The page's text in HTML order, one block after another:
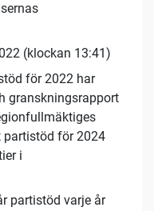
(klockan 13:41)
för 2022 har
granskningsrapport
partistöd för 2024
i
partistöd varje år